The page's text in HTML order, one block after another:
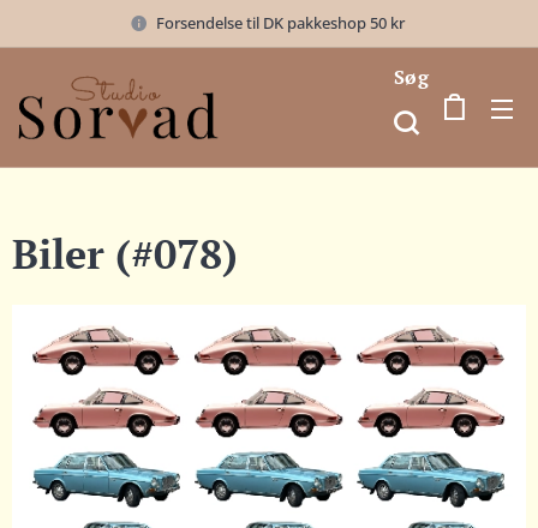
Forsendelse til DK pakkeshop 50 kr
Søg
Biler (#078)